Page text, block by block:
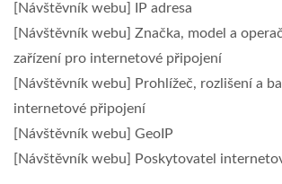
[Návštěvník webu] IP adresa
[Návštěvník webu] Značka, model a
zařízení pro internetové připojení
[Návštěvník webu] Prohlížeč, rozlišení a
internetové připojení
[Návštěvník webu] GeoIP
[Návštěvník webu] Poskytovatel